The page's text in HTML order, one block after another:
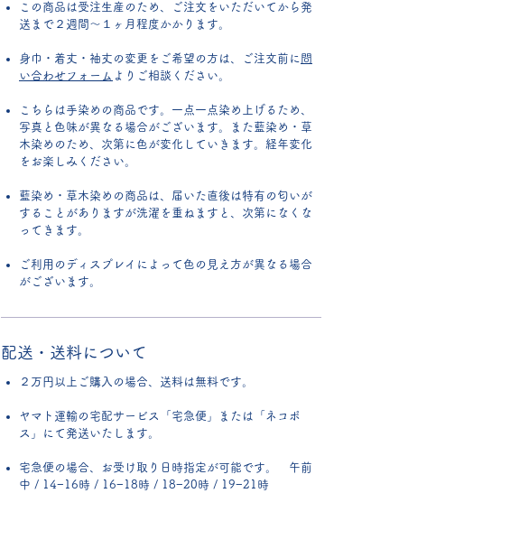
この商品は受注生産のため、ご注文をいただいてから発
送まで２週間～１ヶ月程度かかります。
身巾・着丈・袖丈の変更をご希望の方は、ご注文前に 問
い合わせフォーム よりご相談ください。
こちらは手染めの商品です。一点一点染め上げるため、
写真と色味が異なる場合がございます。また藍染め・草
木染めのため、次第に色が変化していきます。経年変化
をお楽しみください。
藍染め・草木染めの商品は、届いた直後は特有の匂いが
することがありますが洗濯を重ねますと、次第になくな
ってきます。
ご利用のディスプレイによって色の見え方が異なる場合
がございます。
配送・送料について
２万円以上ご購入の場合、送料は無料です。
ヤマト運輸の宅配サービス「宅急便」または「ネコポ
ス」にて発送いたします。
宅急便の場合、お受け取り日時指定が可能です。 午前
中 / 14−16時 / 16−18時 / 18−20時 / 19−21時